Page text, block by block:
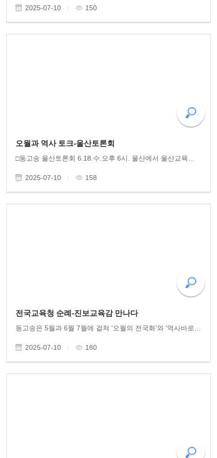
2025-07-10 150
오월과 역사 토크-울산토론회
2025-07-10 158
전국교육청 순례-진보교육감 만나다
2025-07-10 180